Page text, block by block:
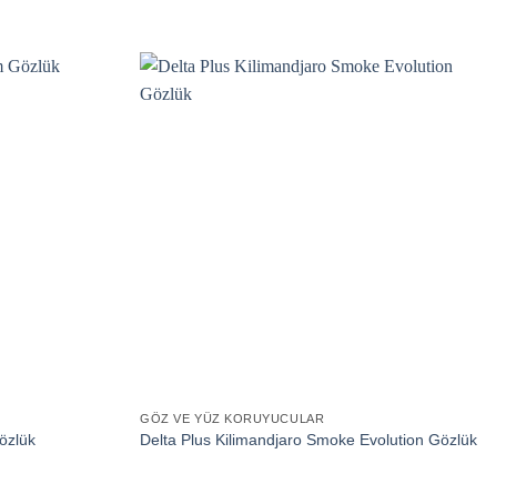
GÖZ VE YÜZ KORUYUCULAR
Delta Plus Kilimandjaro Smoke Evolution Gözlük